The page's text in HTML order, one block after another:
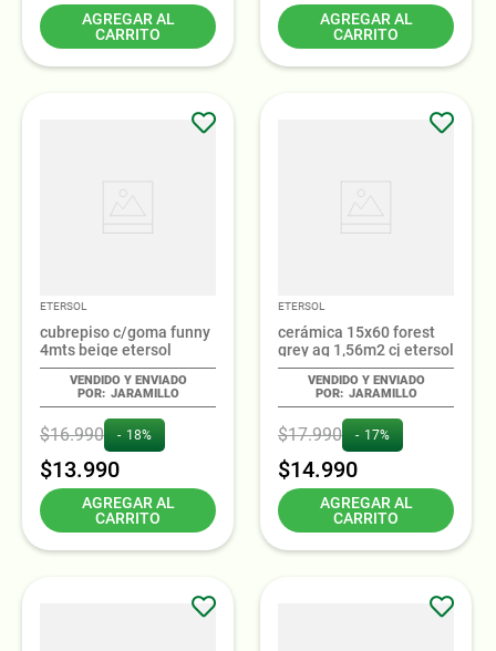
AGREGAR AL
CARRITO
AGREGAR AL
CARRITO
ETERSOL
cubrepiso c/goma funny
4mts beige etersol
JARAMILLO
$16.990 18%
$13.990
AGREGAR AL
CARRITO
ETERSOL
cerámica 15x60 forest
grey ag 1,56m2 cj etersol
JARAMILLO
$17.990 17%
$14.990
AGREGAR AL
CARRITO